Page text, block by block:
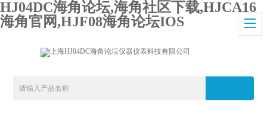
HJ04DC海角论坛,海角社区下载,HJCA16
海角官网,HJF08海角论坛IOS